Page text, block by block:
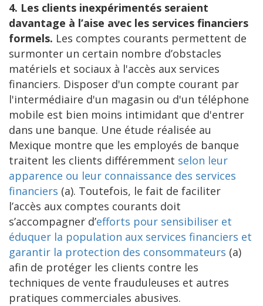
4. Les clients inexpérimentés seraient
davantage à l’aise avec les services financiers
formels. Les comptes courants permettent de
surmonter un certain nombre d’obstacles
matériels et sociaux à l'accès aux services
financiers. Disposer d'un compte courant par
l'intermédiaire d'un magasin ou d'un téléphone
mobile est bien moins intimidant que d'entrer
dans une banque. Une étude réalisée au
Mexique montre que les employés de banque
traitent les clients différemment selon leur
apparence ou leur connaissance des services
financiers (a). Toutefois, le fait de faciliter
l’accès aux comptes courants doit
s’accompagner d’efforts pour sensibiliser et
éduquer la population aux services financiers et
garantir la protection des consommateurs (a)
afin de protéger les clients contre les
techniques de vente frauduleuses et autres
pratiques commerciales abusives.